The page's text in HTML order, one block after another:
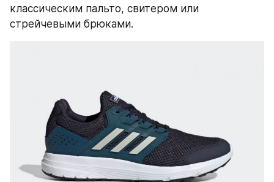
классическим пальто, свитером или
стрейчевыми брюками.